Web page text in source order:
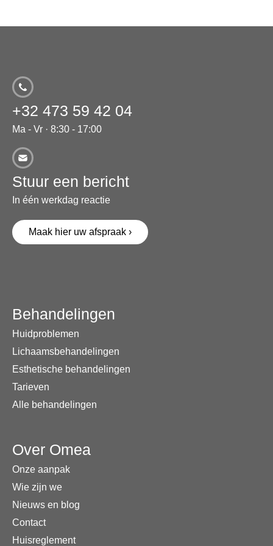
+32 473 59 42 04
Ma - Vr · 8:30 - 17:00
Stuur een bericht
In één werkdag reactie
Maak hier uw afspraak ›
Behandelingen
Huidproblemen
Lichaamsbehandelingen
Esthetische behandelingen
Tarieven
Alle behandelingen
Over Omea
Onze aanpak
Wie zijn we
Nieuws en blog
Contact
Huisreglement